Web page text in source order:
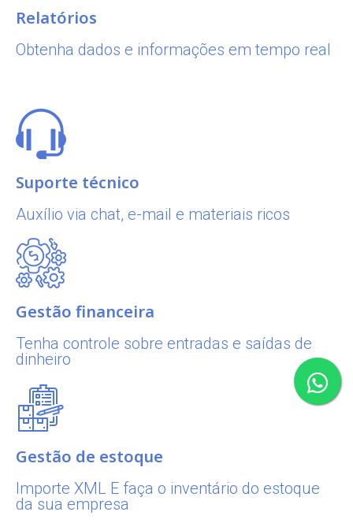
Relatórios
Obtenha dados e informações em tempo real
Suporte técnico
Auxílio via chat, e-mail e materiais ricos
Gestão financeira
Tenha controle sobre entradas e saídas de
dinheiro
Gestão de estoque
Importe XML E faça o inventário do estoque
da sua empresa